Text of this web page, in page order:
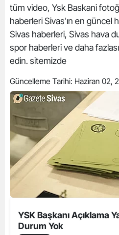
tüm video, Ysk Baskani
haberleri Sivas'ın en güncel
Sivas haberleri, Sivas hava
spor haberleri ve daha
edin. sitemizde
Güncelleme Tarihi: Haziran 02,
YSK Başkanı Açıklama
Durum Yok